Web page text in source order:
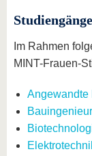
Studiengänge
Im Rahmen
MINT-Frauen-
Angewandte